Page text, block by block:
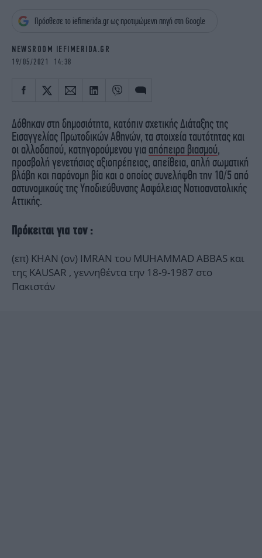
OSCARS
THE OCEAN
Πρόσθεσε το iefimerida.gr ως προτιμώμενη πηγή στη Google
NEWSROOM IEFIMERIDA.GR
19/05/2021 14:38
Δόθηκαν στη δημοσιότητα, κατόπιν σχετικής Διάταξης της
Εισαγγελίας Πρωτοδικών Αθηνών, τα στοιχεία ταυτότητας και
οι αλλοδαπού, κατηγορούμενου για απόπειρα βιασμού,
προσβολή γενετήσιας αξιοπρέπειας, απείθεια, απλή σωματική
βλάβη και παράνομη βία και ο οποίος συνελήφθη την 10/5 από
αστυνομικούς της Υποδιεύθυνσης Ασφάλειας Νοτιοανατολικής
Αττικής.
Πρόκειται για τον :
(επ) KHAN (ον) IMRAN του MUHAMMAD ABBAS και
της KAUSAR , γεννηθέντα την 18-9-1987 στο
Πακιστάν